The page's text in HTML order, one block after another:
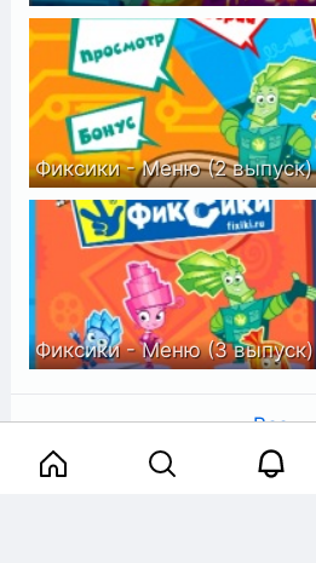
Фиксики - Меню (2 выпуск)
Фиксики - Меню (3 выпуск)
Все